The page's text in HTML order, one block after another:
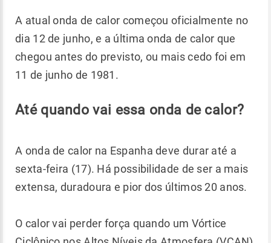
A atual onda de calor começou oficialmente no
dia 12 de junho, e a última onda de calor que
chegou antes do previsto, ou mais cedo foi em
11 de junho de 1981.
Até quando vai essa onda de calor?
A onda de calor na Espanha deve durar até a
sexta-feira (17). Há possibilidade de ser a mais
extensa, duradoura e pior dos últimos 20 anos.
O calor vai perder força quando um Vórtice